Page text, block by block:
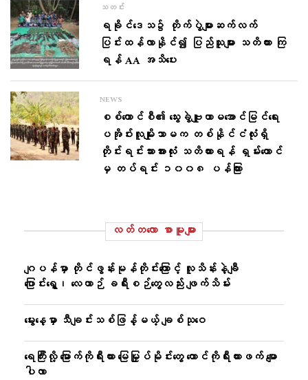
သတင်း
ရခိုင်ဒေသ၌ တိုက်ပွဲများဆက်လက်
ပြင်းထန်လာနိုင်၍ ပြည်သူများ သတိထား ကြ
ရန် AA အသိပေး
NEWS
စစ်ကောင်စီ၏ သွေးခွဲဗျူဟာမအောင်မြင်ရေး
ပအိုဝ်းလူမျိုးသာမက တစ်နိုင်ငံလုံးရှိ
တိုင်းရင်းသားအားလုံး သတိထားရန် ရှမ်းတောင်
မှ တပ်ရင်း ၁၀၀၈ ပန်ကြား
လတ်တ‌လော စာမူများ
ဂျပန်မှာ တိုင်ဖွန်းမုန်တိုင်းကြောင့် လူသိန်းနဲ့ချီ
ပြောင်းရွှေ့၊ လေယာဉ် ခရီးစဉ်တွေလည်း ဖျက်သိမ်း
မွေးနေ့မှာ သီချင်းသစ်ဖြန့်မယ့် ချစ်သုဝေ
ရေကြီးလို့ မြောက်ကိုရီးယား မြေမြှုပ်မိုင်းတွေ တောင်ကိုရီးယားဖက် မျော
ပါလာ